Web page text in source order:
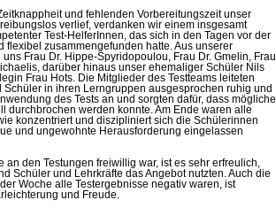
und fehlenden Vorbereitungszeit unser
verlief, verdanken wir einem insgesamt
Test-HelferInnen, das sich in den Tagen vor der
flexibel zusammengefunden hatte. Aus unserer
uns Frau Dr. Hippe-Spyridopoulou, Frau Dr. Gmelin, Frau
darüber hinaus unser ehemaliger Schüler Nils
Frau Hots. Die Mitglieder des Testteams leiteten
in ihren Lerngruppen ausgesprochen ruhig und
des Tests an und sorgten dafür, dass mögliche
durchbrochen werden konnte. Am Ende waren alle
konzentriert und diszipliniert sich die Schülerinnen
und ungewohnte Herausforderung eingelassen
an den Testungen freiwillig war, ist es sehr erfreulich,
Schüler und Lehrkräfte das Angebot nutzten. Auch die
Woche alle Testergebnisse negativ waren, ist
und Freude.